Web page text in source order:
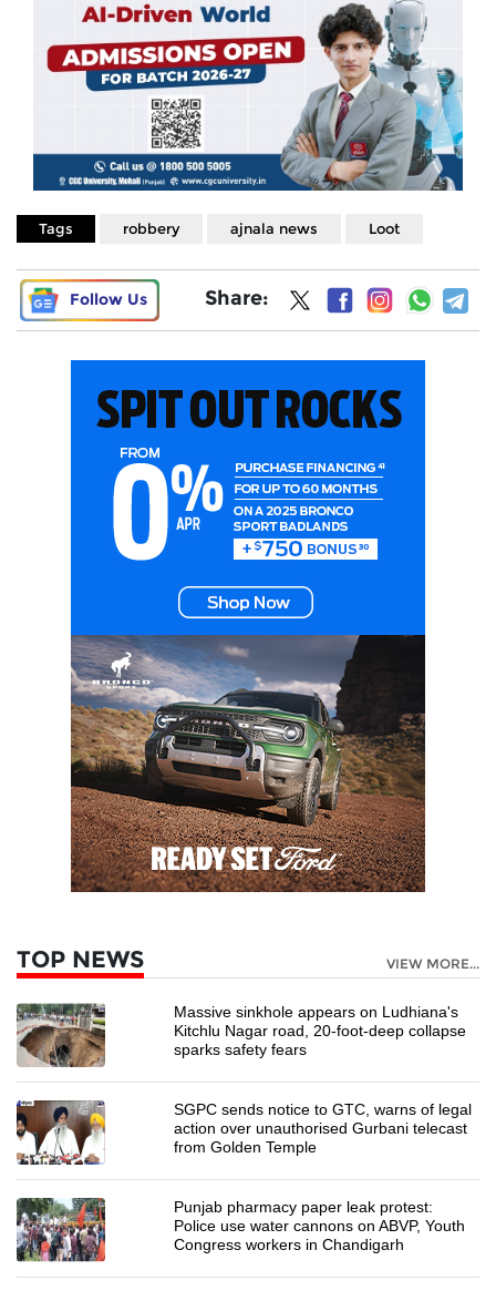
Tags robbery ajnala news Loot
Follow Us Share:
TOP NEWS VIEW MORE...
Massive sinkhole appears on Ludhiana's
Kitchlu Nagar road, 20-foot-deep collapse
sparks safety fears
SGPC sends notice to GTC, warns of legal
action over unauthorised Gurbani telecast
from Golden Temple
Punjab pharmacy paper leak protest:
Police use water cannons on ABVP, Youth
Congress workers in Chandigarh